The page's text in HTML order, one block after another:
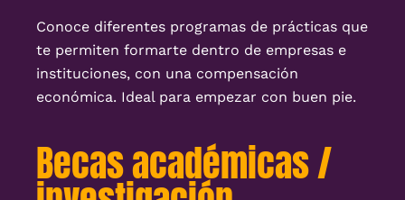
Conoce diferentes programas de prácticas que
te permiten formarte dentro de empresas e
instituciones, con una compensación
económica. Ideal para empezar con buen pie.
Becas académicas /